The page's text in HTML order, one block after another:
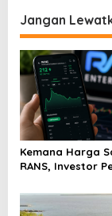
Dunia U-20
Jangan
Kemana Harga
RANS, Investor
Menghindari
Berlebihan